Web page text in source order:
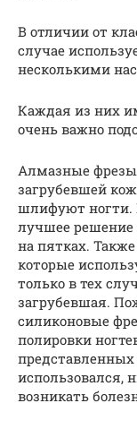
В отличии от
случае
несколькими
Каждая из них
очень важно
Алмазные фрезы
загрубевшей
шлифуют ногти.
лучшее решение
на пятках.
которые
только в тех
загрубевшая.
силиконовые
полировки
представленных
использовался,
возникать